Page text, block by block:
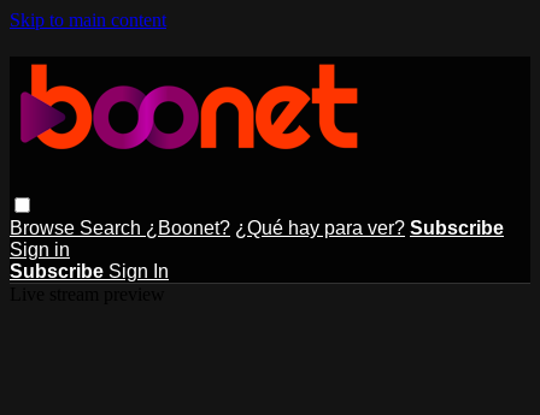
Skip to main content
Browse Search ¿Boonet? ¿Qué hay para ver? Subscribe
Sign in
Subscribe Sign In